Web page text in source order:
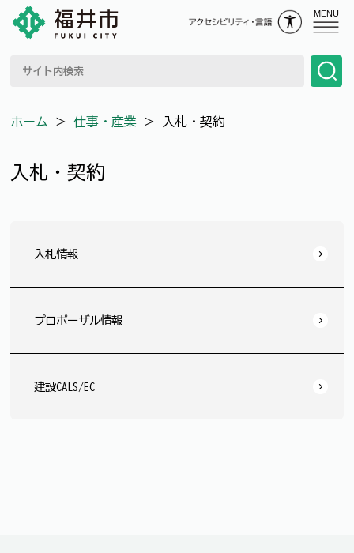
MENU
ホーム ＞ 仕事・産業 ＞ 入札・契約
入札・契約
入札情報
プロポーザル情報
建設CALS/EC